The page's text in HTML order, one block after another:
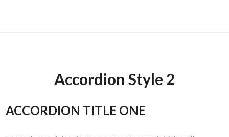
Accordion Style 2
ACCORDION TITLE ONE